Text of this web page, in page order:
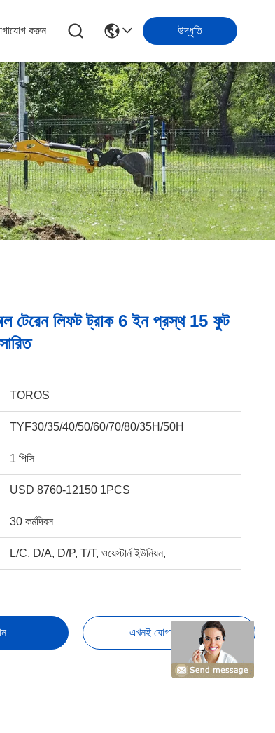
করুন উদ্ধৃতি
অল টেরেন লিফট ট্রাক 6 ইন প্রস্থ 15 ফুট
TOROS
TYF30/35/40/50/60/70/80/35H/50H
1 পিসি
USD 8760-12150 1PCS
30 কর্মদিবস
L/C, D/A, D/P, T/T, ওয়েস্টার্ন ইউনিয়ন,
এখনই যোগাযোগ করুন